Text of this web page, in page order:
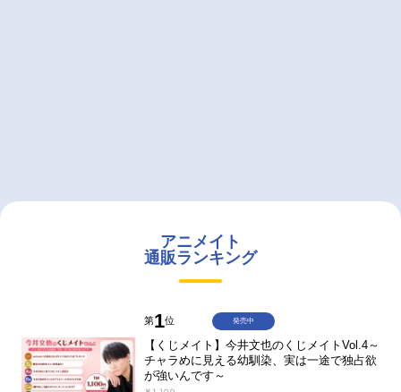
アニメイト
通販ランキング
第1位
【くじメイト】今井文也のくじメイトVol.4～
チャラめに見える幼馴染、実は一途で独占欲
が強いんです～
発売中